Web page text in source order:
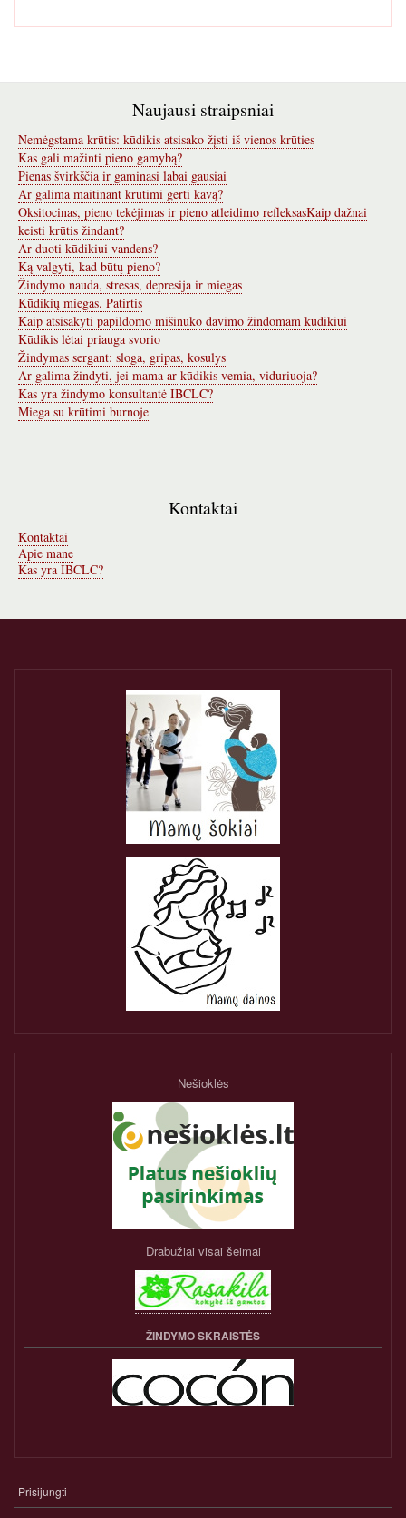
Naujausi straipsniai
Nemėgstama krūtis: kūdikis atsisako žįsti iš vienos krūties
Kas gali mažinti pieno gamybą?
Pienas švirkščia ir gaminasi labai gausiai
Ar galima maitinant krūtimi gerti kavą?
Oksitocinas, pieno tekėjimas ir pieno atleidimo refleksasKaip dažnai
keisti krūtis žindant?
Ar duoti kūdikiui vandens?
Ką valgyti, kad būtų pieno?
Žindymo nauda, stresas, depresija ir miegas
Kūdikių miegas. Patirtis
Kaip atsisakyti papildomo mišinuko davimo žindomam kūdikiui
Kūdikis lėtai priauga svorio
Žindymas sergant: sloga, gripas, kosulys
Ar galima žindyti, jei mama ar kūdikis vemia, viduriuoja?
Kas yra žindymo konsultantė IBCLC?
Miega su krūtimi burnoje
Kontaktai
Kontaktai
Apie mane
Kas yra IBCLC?
Nešioklės
Drabužiai visai šeimai
ŽINDYMO SKRAISTĖS
NARIO
Prisijungti